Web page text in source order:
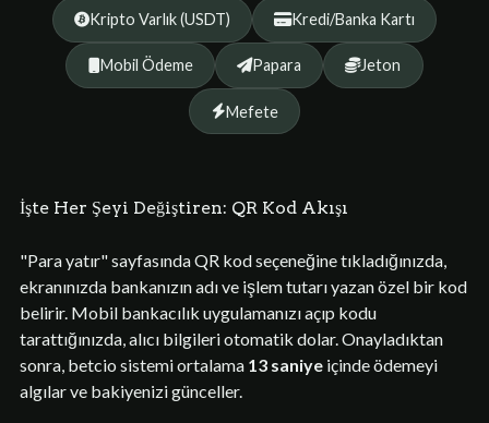
Kripto Varlık (USDT) Kredi/Banka Kartı
Mobil Ödeme Papara Jeton
Mefete
İşte Her Şeyi Değiştiren: QR Kod Akışı
"Para yatır" sayfasında QR kod seçeneğine tıkladığınızda,
ekranınızda bankanızın adı ve işlem tutarı yazan özel bir kod
belirir. Mobil bankacılık uygulamanızı açıp kodu
tarattığınızda, alıcı bilgileri otomatik dolar. Onayladıktan
sonra, betcio sistemi ortalama 13 saniyeiçinde ödemeyi
algılar ve bakiyenizi günceller.